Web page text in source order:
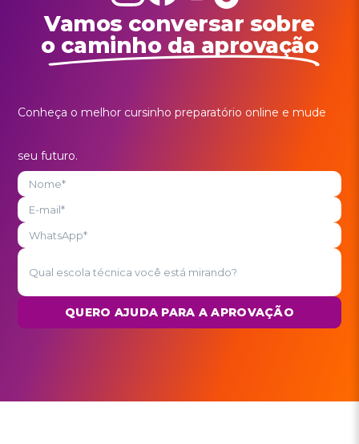
Vamos conversar sobre
o caminho da aprovação
Conheça o melhor cursinho preparatório online e mude
seu futuro.
QUERO AJUDA PARA A APROVAÇÃO